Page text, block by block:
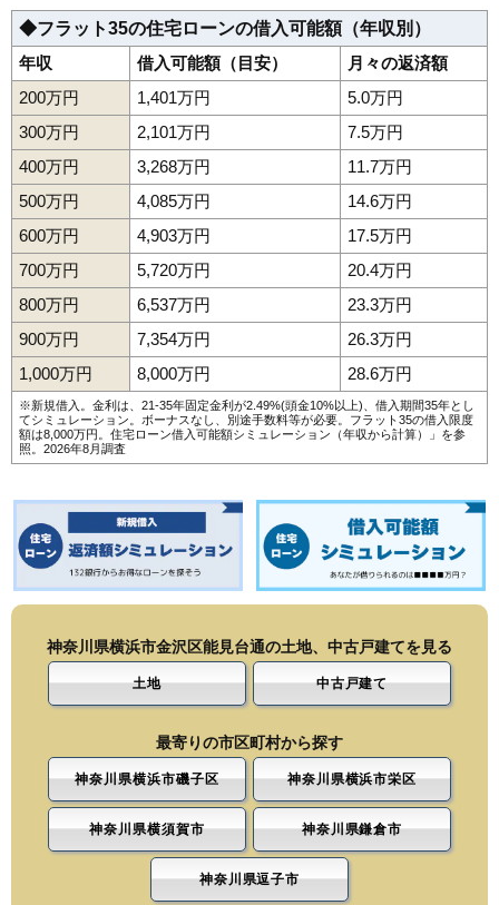
◆フラット35の住宅ローンの借入可能額（年収別）
年収
借入可能額（目安）
月々の返済額
200万円
1,401万円
5.0万円
300万円
2,101万円
7.5万円
400万円
3,268万円
11.7万円
500万円
4,085万円
14.6万円
600万円
4,903万円
17.5万円
700万円
5,720万円
20.4万円
800万円
6,537万円
23.3万円
900万円
7,354万円
26.3万円
1,000万円
8,000万円 28.6万円
※新規借入。金利は、21-35年固定金利が2.49%(頭金10%以上)、借入期間35年とし
てシミュレーション。ボーナスなし、別途手数料等が必要。フラット35の借入限度
額は8,000万円。 住宅ローン借入可能額シミュレーション（年収から計算）
」を参
照。2026年8月調査
神奈川県横浜市金沢区能見台通の土地、中古戸建てを見る
土地 中古戸建て
最寄りの市区町村から探す
神奈川県横浜市磯子区 神奈川県横浜市栄区
神奈川県横須賀市 神奈川県鎌倉市
神奈川県逗子市